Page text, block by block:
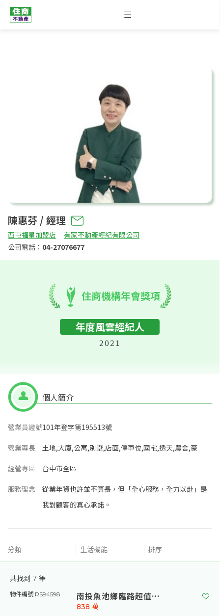
陳惠芬 / 經理
西屯福星加盟店
有家不動產經紀有限公司
公司電話： 04-27076677
住商機構年會獎項
年度風雲經紀人
2021
個人簡介
營業員證號101年登字第195513號
營業專長 土地,大廈,公寓,別墅,店面,停車位,國宅,透天,農舍,豪
經營專區 台中市全區
服務理念
從業年資也許並不算長，但「全心服務，全力以赴」是
我對顧客的真心承諾。
分類 生活機能 排序
共找到 7 筆
物件編號 RS94598 南投魚池鄉臨路超值農地
838 萬